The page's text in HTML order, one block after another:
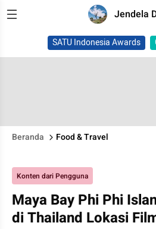
Jendela
SATU Indonesia Awards
Beranda Food & Travel
Konten dari Pengguna
Maya Bay Phi Phi
di Thailand Lokasi